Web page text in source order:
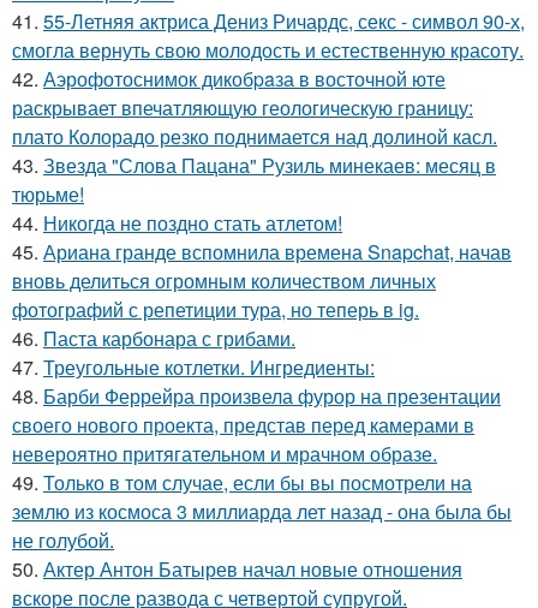
41. 55-Летняя актриса Дениз Ричардс, секс - символ 90-х,
смогла вернуть свою молодость и естественную красоту.
42. Аэрофотоснимок дикобpaза в восточной юте
раскрывает впечатляющую геологическую границу:
плато Колорадо резко поднимается над долиной касл.
43. Звезда "Слова Пацана" Рузиль минекаев: месяц в
тюрьме!
44. Никогда не поздно стать атлетом!
45. Ариана гранде вспомнила времена Snapchat, начав
вновь делиться огромным количеством личных
фотографий с репетиции тура, но теперь в ig.
46. Паста карбонара с грибами.
47. Треугольные котлетки. Ингредиенты:
48. Барби Феррейра произвела фурор на презентации
своего нового проекта, представ перед камерами в
невероятно притягательном и мрачном образе.
49. Только в том случае, если бы вы посмотрели на
землю из космоса 3 миллиарда лет назад - она была бы
не голубой.
50. Актер Антон Батырев начал новые отношения
вскоре после развода с четвертой супругой.